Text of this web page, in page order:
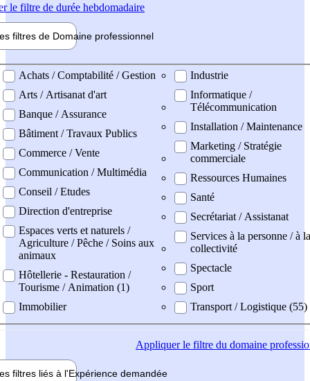
le filtre de durée hebdomadaire
filtres de Domaine professionnel
professionel
Achats / Comptabilité / Gestion
Arts / Artisanat d'art
Banque / Assurance
Bâtiment / Travaux Publics
Commerce / Vente
Communication / Multimédia
Conseil / Etudes
Direction d'entreprise
Espaces verts et naturels /
Agriculture / Pêche / Soins aux
animaux
Hôtellerie - Restauration /
Tourisme / Animation (1)
Immobilier
Industrie
Informatique /
Télécommunication
Installation / Maintenance
Marketing / Stratégie
commerciale
Ressources Humaines
Santé
Secrétariat / Assistanat
Services à la personne / à la
collectivité
Spectacle
Sport
Transport / Logistique (55)
Appliquerle filtre du domaine
filtres liés à l'Expérience demandée